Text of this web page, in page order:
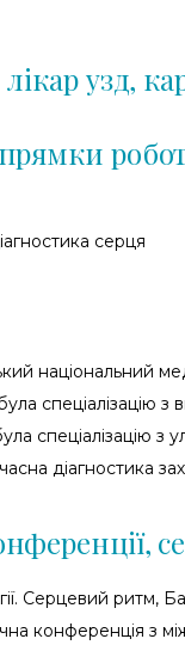
узд,
серця
національний
спеціалізацію з
спеціалізацію з
діагностика
Серцевий ритм,
конференція з